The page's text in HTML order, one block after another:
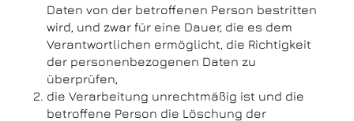
Daten von der betroffenen Person bestritten
wird, und zwar für eine Dauer, die es dem
Verantwortlichen ermöglicht, die Richtigkeit
der personenbezogenen Daten zu
überprüfen,
die Verarbeitung unrechtmäßig ist und die
betroffene Person die Löschung der